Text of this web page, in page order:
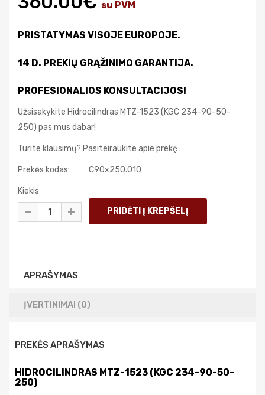
su PVM
PRISTATYMAS VISOJE EUROPOJE.
14 D. PREKIŲ GRĄŽINIMO GARANTIJA.
PROFESIONALIOS KONSULTACIJOS!
Užsisakykite Hidrocilindras MTZ-1523 (KGC 234-90-50-
250) pas mus dabar!
Turite klausimų? Pasiteiraukite apie prekę
Prekės kodas: C90x250.010
Kiekis
APRAŠYMAS
ĮVERTINIMAI (0)
PREKĖS APRAŠYMAS
HIDROCILINDRAS MTZ-1523 (KGC 234-90-50-
250)